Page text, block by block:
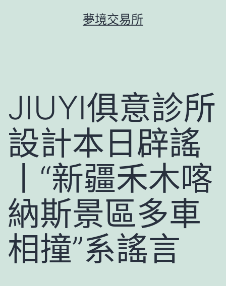
夢境交易所
JIUYI俱意診所
設計本日辟謠
丨“新疆禾木喀
納斯景區多車
相撞”系謠言